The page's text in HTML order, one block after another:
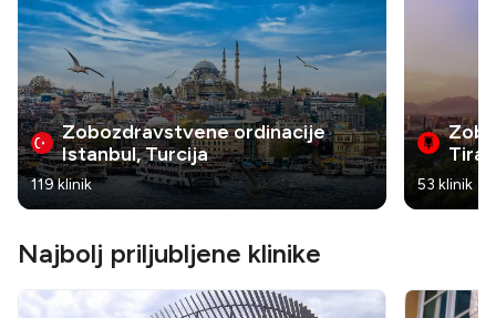
Zobozdravstvene ordinacije
Istanbul, Turcija
119 klinik 53 klinik
Najbolj priljubljene klinike